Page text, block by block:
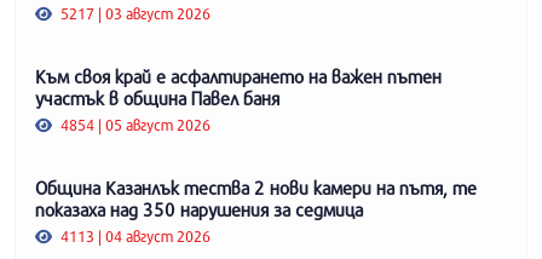
5217 | 03 август 2026
Към своя край е асфалтирането на важен пътен
участък в община Павел баня
4854 | 05 август 2026
Община Казанлък тества 2 нови камери на пътя, те
показаха над 350 нарушения за седмица
4113 | 04 август 2026